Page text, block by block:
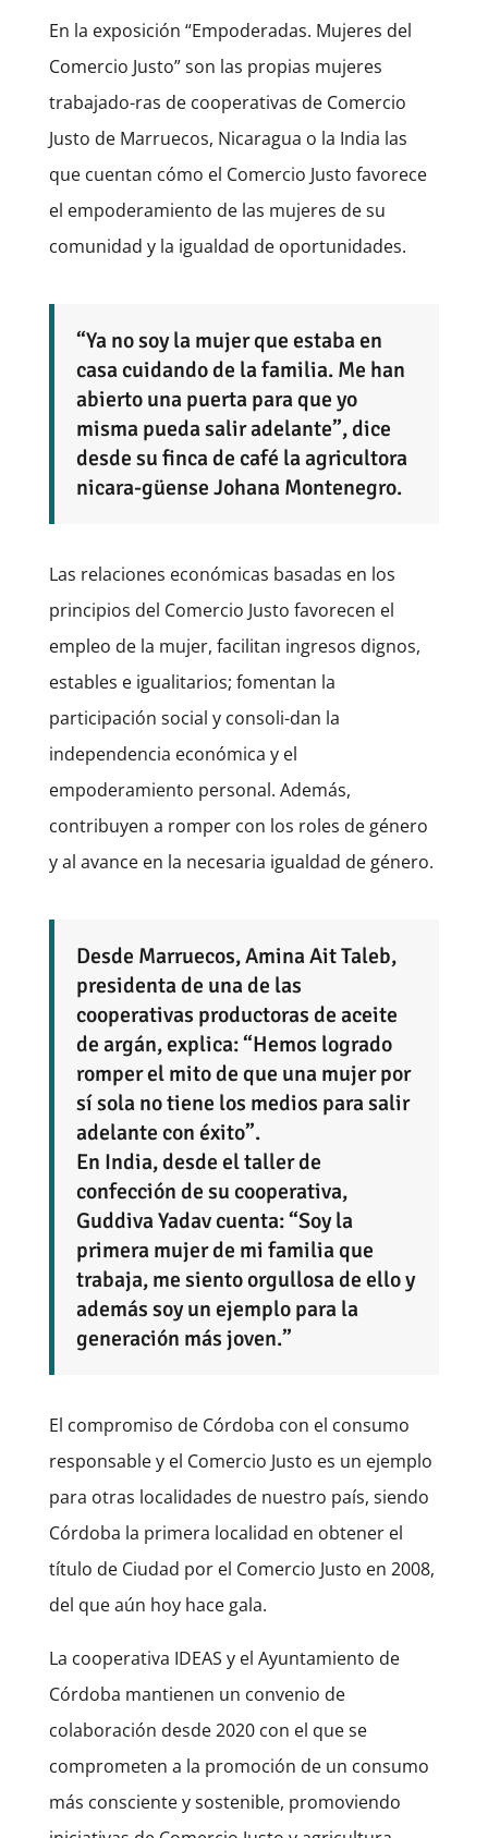
En la exposición “Empoderadas. Mujeres del
Comercio Justo” son las propias mujeres
trabajado-ras de cooperativas de Comercio
Justo de Marruecos, Nicaragua o la India las
que cuentan cómo el Comercio Justo favorece
el empoderamiento de las mujeres de su
comunidad y la igualdad de oportunidades.
“Ya no soy la mujer que estaba en
casa cuidando de la familia. Me han
abierto una puerta para que yo
misma pueda salir adelante”, dice
desde su finca de café la agricultora
nicara-güense Johana Montenegro.
Las relaciones económicas basadas en los
principios del Comercio Justo favorecen el
empleo de la mujer, facilitan ingresos dignos,
estables e igualitarios; fomentan la
participación social y consoli-dan la
independencia económica y el
empoderamiento personal. Además,
contribuyen a romper con los roles de género
y al avance en la necesaria igualdad de género.
Desde Marruecos, Amina Ait Taleb,
presidenta de una de las
cooperativas productoras de aceite
de argán, explica: “Hemos logrado
romper el mito de que una mujer por
sí sola no tiene los medios para salir
adelante con éxito”.
En India, desde el taller de
confección de su cooperativa,
Guddiva Yadav cuenta: “Soy la
primera mujer de mi familia que
trabaja, me siento orgullosa de ello y
además soy un ejemplo para la
generación más joven.”
El compromiso de Córdoba con el consumo
responsable y el Comercio Justo es un ejemplo
para otras localidades de nuestro país, siendo
Córdoba la primera localidad en obtener el
título de Ciudad por el Comercio Justo en 2008,
del que aún hoy hace gala.
La cooperativa IDEAS y el Ayuntamiento de
Córdoba mantienen un convenio de
colaboración desde 2020 con el que se
comprometen a la promoción de un consumo
más consciente y sostenible, promoviendo